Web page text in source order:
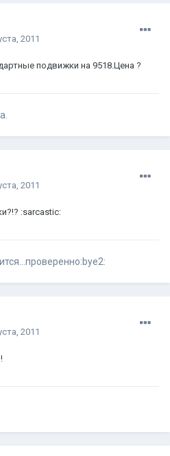
2011
подвижки на 9518.Цена ?
2011
:sarcastic:
2011